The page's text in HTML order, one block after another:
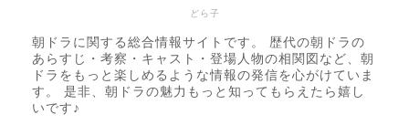
どら子
朝ドラに関する総合情報サイトです。 歴代の朝ドラの
あらすじ・考察・キャスト・登場人物の相関図など、朝
ドラをもっと楽しめるような情報の発信を心がけていま
す。 是非、朝ドラの魅力もっと知ってもらえたら嬉し
いです♪